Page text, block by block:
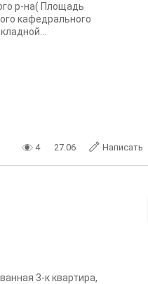
р-на( Площадь
кафедрального
4 27.06 Написать
3-к квартира,